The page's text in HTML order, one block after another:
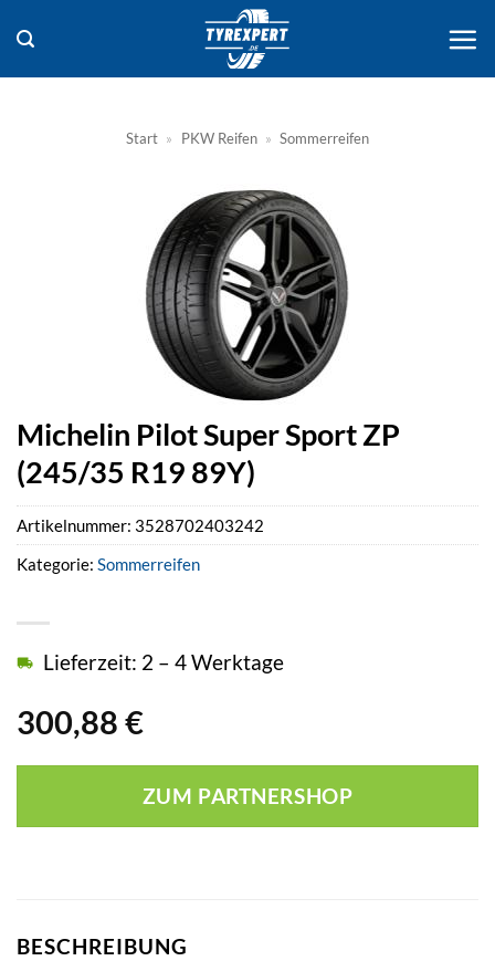
Inhalt
springen
Start » PKW Reifen » Sommerreifen
Michelin Pilot Super Sport ZP
(245/35 R19 89Y)
300,88 €
Lieferzeit: 2 – 4 Werktage
ZUM PARTNERSHOP
Artikelnummer: 3528702403242
Kategorie: Sommerreifen
BESCHREIBUNG